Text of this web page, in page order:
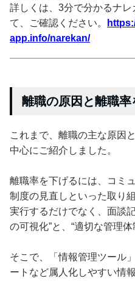
詳しくは、3分で分かるナ
て、ご確認ください。
app.info/narekan/
離職の原因と離職
これまで、離職の主な原因
中心にご紹介しました。
離職率を下げるには、コミ
制度の見直しといった取り
実行するだけでなく、面談
の可視化”と、“適切な管理体
そこで、「情報管理ツール
ートなど属人化しやすい情